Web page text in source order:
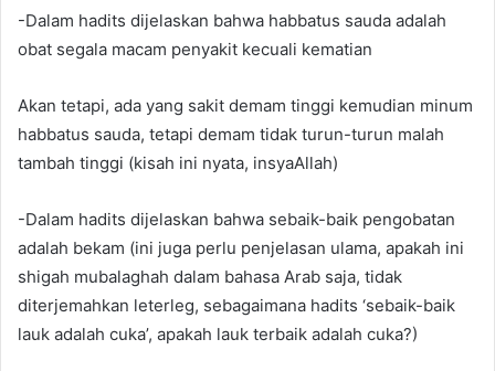
-Dalam hadits dijelaskan bahwa habbatus sauda adalah
obat segala macam penyakit kecuali kematian
Akan tetapi, ada yang sakit demam tinggi kemudian minum
habbatus sauda, tetapi demam tidak turun-turun malah
tambah tinggi (kisah ini nyata, insyaAllah)
-Dalam hadits dijelaskan bahwa sebaik-baik pengobatan
adalah bekam (ini juga perlu penjelasan ulama, apakah ini
shigah mubalaghah dalam bahasa Arab saja, tidak
diterjemahkan leterleg, sebagaimana hadits ‘sebaik-baik
lauk adalah cuka’, apakah lauk terbaik adalah cuka?)